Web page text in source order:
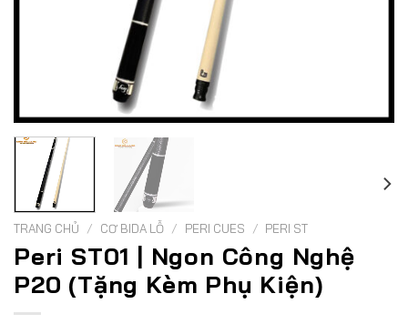
TRANG CHỦ / CƠ BIDA LỖ / PERI CUES / PERI ST
Peri ST01 | Ngon Công Nghệ
P20 (Tặng Kèm Phụ Kiện)